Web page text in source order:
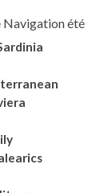
Navigation été